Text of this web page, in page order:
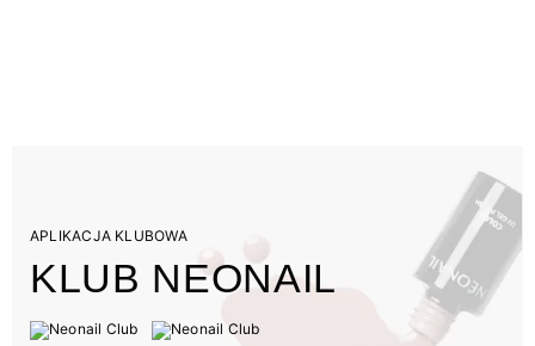
APLIKACJA KLUBOWA
KLUB NEONAIL